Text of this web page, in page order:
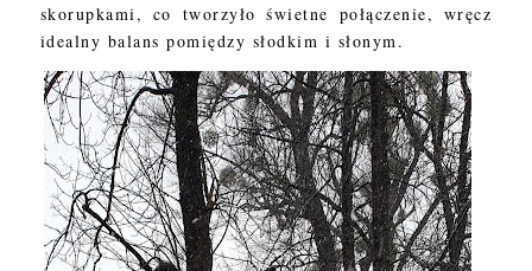
skorupkami, co tworzyło świetne połączenie, wręcz
idealny balans pomiędzy słodkim i słonym.